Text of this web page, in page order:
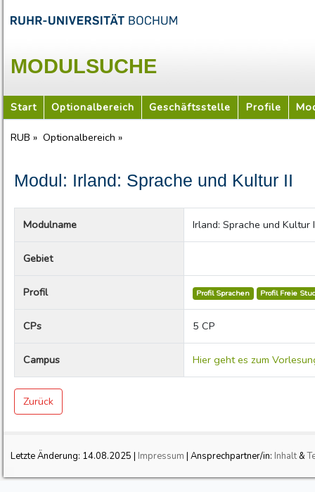
MODULSUCHE
Start Optionalbereich Geschäftsstelle Profile
RUB » Optionalbereich »
Modul: Irland: Sprache und Kultur II
Modulname Irland: Sprache und Kultur
Gebiet
Profil Profil Sprachen Profil Freie
CPs 5 CP
Campus Hier geht es zum
Zurück
Letzte Änderung: 14.08.2025 | Impressum | Ansprechpartner/in: Inhalt&